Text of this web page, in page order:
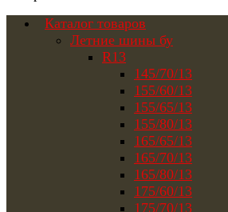
Каталог товаров
Летние шины бу
R13
145/70/13
155/60/13
155/65/13
155/80/13
165/65/13
165/70/13
165/80/13
175/60/13
175/70/13